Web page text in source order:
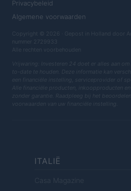
Privacybeleid
Algemene voorwaarden
Copyright © 2026 · Gepost in Holland door
nummer 2729933
Alle rechten voorbehouden
Vrijwaring: Investeren 24 doet er alles aan om
to-date te houden. Deze informatie kan
een financiële instelling, serviceprovider of
Alle financiële producten, inkoopproducten
zonder garantie. Raadpleeg bij het
voorwaarden van uw financiële instelling.
ITALIË
Casa Magazine